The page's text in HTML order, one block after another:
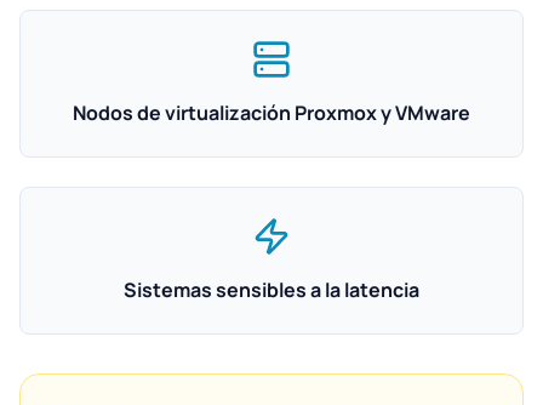
Nodos de virtualización Proxmox y VMware
Sistemas sensibles a la latencia